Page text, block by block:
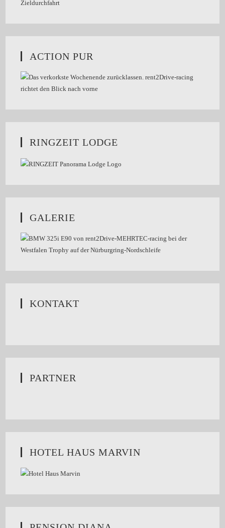
ACTION PUR
RINGZEIT LODGE
GALERIE
KONTAKT
PARTNER
HOTEL HAUS MARVIN